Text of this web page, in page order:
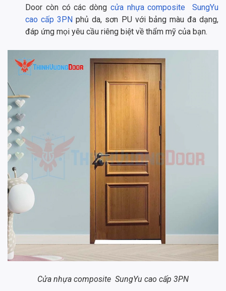
Door còn có các dòng cửa nhựa composite SungYu
cao cấp 3PN phủ da, sơn PU với bảng màu đa dạng,
đáp ứng mọi yêu cầu riêng biệt về thẩm mỹ của bạn.
Cửa nhựa composite SungYu cao cấp 3PN